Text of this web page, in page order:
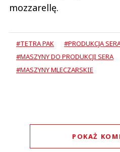
mozzarellę.
#TETRA PAK
#PRODUKCJA
#MASZYNY DO PRODUKCJI SERA
#MASZYNY MLECZARSKIE
POKAŻ